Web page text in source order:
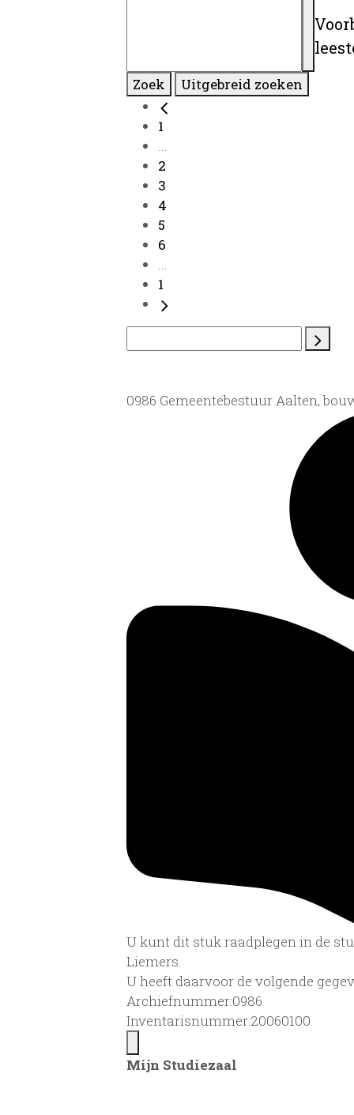
Zoek Uitgebreid zoeken
1
...
2
3
4
5
6
...
1
0986 Gemeentebestuur Aalten,
U kunt dit stuk raadplegen in de
Liemers.
U heeft daarvoor de volgende
Archiefnummer:0986
Inventarisnummer:20060100
Mijn Studiezaal